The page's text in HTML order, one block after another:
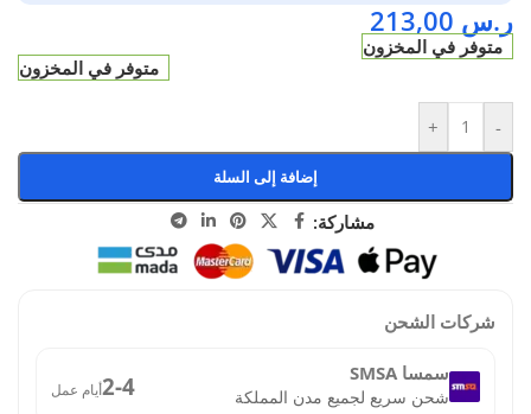
ر.س
متوفر في المخزون
متوفر في المخزون
-
+
إضافة إلى السلة
مشاركة:
شركات الشحن
سمسا SMSA
شحن سريع لجميع مدن المملكة 2-4أيام عمل